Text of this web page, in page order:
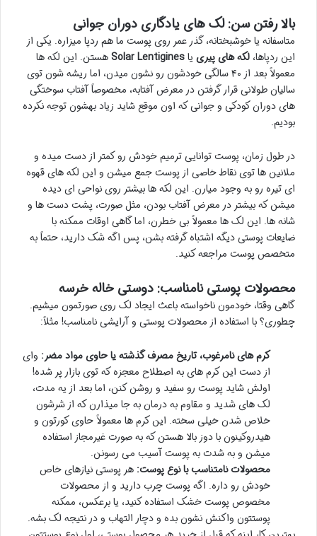
بالا رفتن سن: لک های یادگاری دوران جوانی
متاسفانه یا خوشبختانه، گذر عمر روی پوست ما هم ردپا میزاره. یکی از
این ردپاها، لکه های پیرییاSolar Lentiginesهستن. این لکه ها
معمولاً بعد از ۴۰ سالگی خودشون رو نشون میدن، اما ریشه شون توی
سالیان طولانی قرار گرفتن در معرض آفتابه، مخصوصاً آفتاب سوختگی
های دوران کودکی و جوانی که اون موقع شاید زیاد بهشون توجه نکرده
بودیم.
در طول زمان، پوست توانایی ترمیم خودش رو کمتر از دست میده و
ملانین ها توی نقاط خاصی از پوست جمع میشن و این لکه های قهوه
ای تیره رو به وجود میارن. این لکه ها بیشتر روی نواحی ای دیده
میشن که بیشتر در معرض آفتاب بودن، مثل صورت، پشت دست ها و
شانه ها. این لک ها معمولاً بی خطرن، اما گاهی اوقات ممکنه با
ضایعات پوستی دیگه اشتباه گرفته بشن، پس اگه شک دارید، حتماً به
متخصص پوست مراجعه کنید.
محصولات پوستی نامناسب: دوستی خاله خرسه
گاهی وقتا، خودمون ناخواسته باعث ایجاد لک روی صورتمون میشیم.
چطوری؟ با استفاده از محصولات پوستی و آرایشی نامناسب! مثلاً:
کرم های نامرغوب، تاریخ مصرف گذشته یا حاوی مواد مضر: وای
از دست این کرم های به اصطلاح معجزه که توی بازار پر شده!
اولش شاید پوست رو سفید و روشن کنن، اما بعد از یه مدت،
لک های شدید و مقاوم به درمان به جا میذارن که از شرشون
خلاص شدن خیلی سخته. این کرم ها معمولاً حاوی کورتون و
هیدروکینون با دوز بالا هستن که به صورت غیرمجاز استفاده
میشن و به شدت به پوست آسیب می رسونن.
محصولات نامتناسب با نوع پوست: هر پوستی نیازهای خاص
خودش رو داره. اگه پوست چرب دارید و از محصولات
مخصوص پوست خشک استفاده کنید، یا برعکس، ممکنه
پوستتون واکنش نشون بده و دچار التهاب و در نتیجه لک بشه.